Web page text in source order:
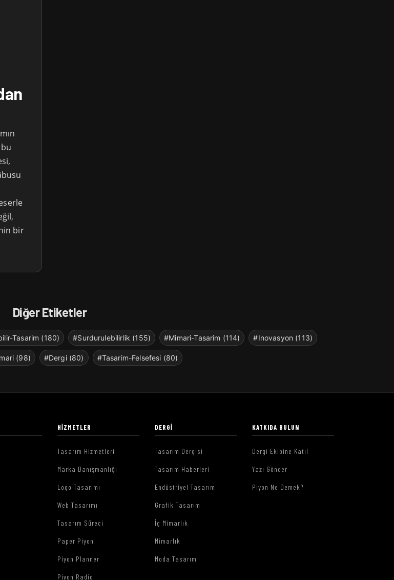
bir
Diğer Etiketler
Tasarim (180) #Surdurulebilirlik (155) #Mimari-Tasarim (114) #Inovasyon (113)
(98) #Dergi (80) #Tasarim-Felsefesi (80)
HIZMETLER
Tasarım Hizmetleri
Marka Danışmanlığı
Logo Tasarımı
Web Tasarımı
Tasarım Süreci
Paper Piyon
Piyon Planner
Piyon Radio
DERGI
Tasarım Dergisi
Tasarım Haberleri
Endüstriyel Tasarım
Grafik Tasarım
İç Mimarlık
Mimarlık
Moda Tasarım
KATKIDA BULUN
Dergi Ekibine Katıl
Yazı Gönder
Piyon Ne Demek?